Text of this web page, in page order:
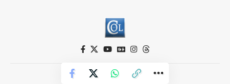
Criterio Online © 2026